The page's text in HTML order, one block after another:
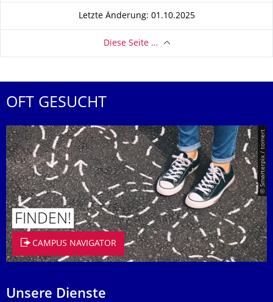
Letzte Änderung: 01.10.2025
Diese Seite …
OFT GESUCHT
© Smarterpix / tomert
FINDEN!
CAMPUS NAVIGATOR
Unsere Dienste